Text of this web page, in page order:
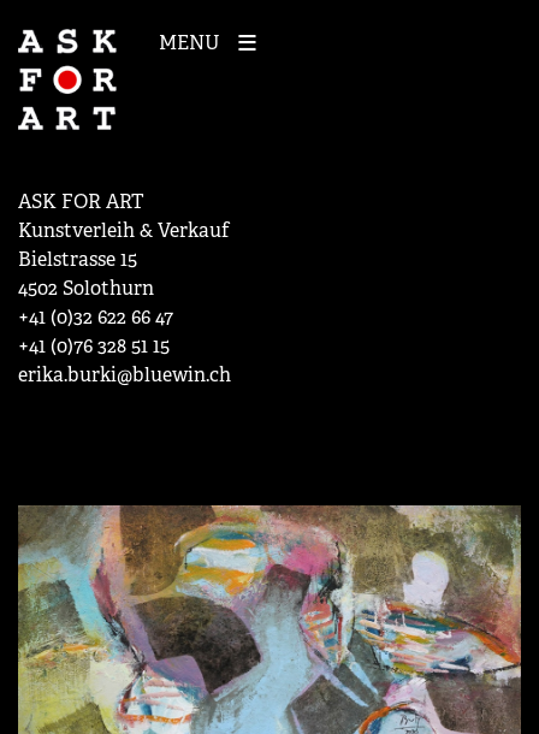
MENU
ASK FOR ART
Kunstverleih & Verkauf
Bielstrasse 15
4502 Solothurn
+41 (0)32 622 66 47
+41 (0)76 328 51 15
erika.burki@bluewin.ch